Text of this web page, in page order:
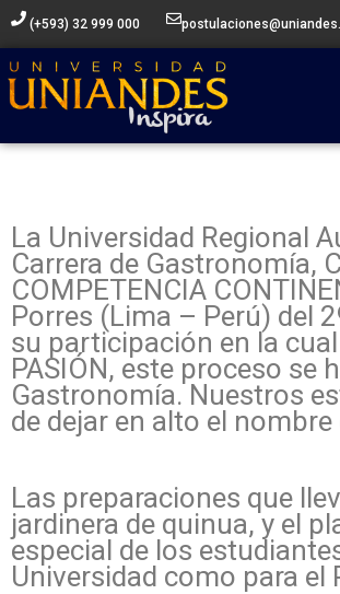
contenido
(+593) 32 999 000
La Universidad Regional
Carrera de Gastronomía,
COMPETENCIA
Porres (Lima – Perú) del
su participación en la cual
PASIÓN, este proceso se
Gastronomía. Nuestros
de dejar en alto el
Las preparaciones que
jardinera de quinua, y el
especial de los
Universidad como para el